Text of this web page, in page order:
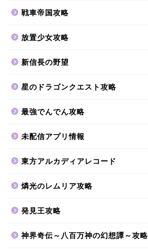
戦車帝国攻略
放置少女攻略
新信長の野望
星のドラゴンクエスト攻略
最強でんでん攻略
未配信アプリ情報
東方アルカディアレコード
燐光のレムリア攻略
発見王攻略
神界奇伝～八百万神の幻想譚～攻略